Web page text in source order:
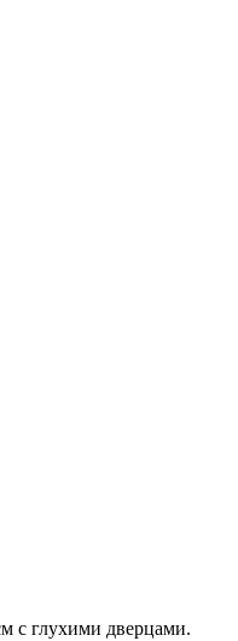
с глухими дверцами.